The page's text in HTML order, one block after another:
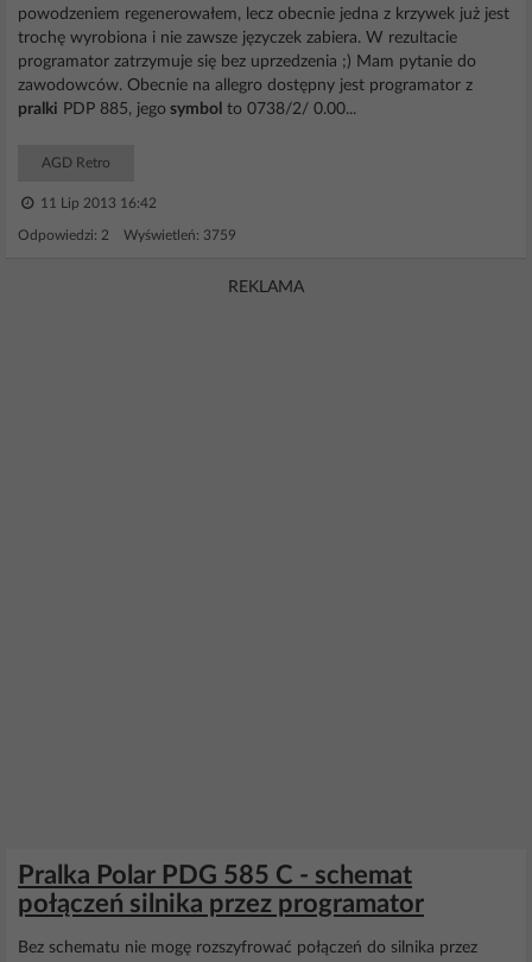
powodzeniem regenerowałem, lecz obecnie jedna z krzywek już jest
trochę wyrobiona i nie zawsze języczek zabiera. W rezultacie
programator zatrzymuje się bez uprzedzenia ;) Mam pytanie do
zawodowców. Obecnie na allegro dostępny jest programator z
pralki PDP 885, jego symbol to 0738/2/ 0.00...
AGD Retro
11 Lip 2013 16:42
Odpowiedzi: 2 Wyświetleń: 3759
REKLAMA
Pralka Polar PDG 585 C - schemat
połączeń silnika przez programator
Bez schematu nie mogę rozszyfrować połączeń do silnika przez